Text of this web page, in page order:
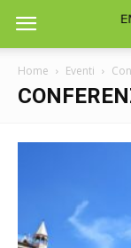
Home Eventi